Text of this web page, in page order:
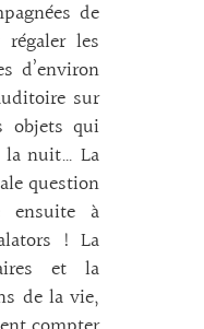
de
les
d’environ
sur
objets qui
la nuit… La
question
ensuite à
! La
et la
de la vie,